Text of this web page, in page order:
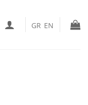
GR EN